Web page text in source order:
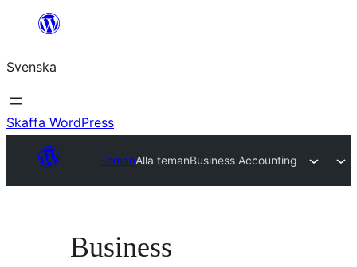
Hoppa
innehåll
Svenska
Skaffa WordPress
TemanAlla temanBusiness Accounting
Business